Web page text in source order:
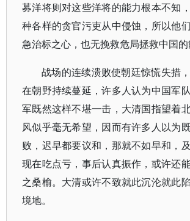
募洋将则对这些洋将的能力根本不知
种各样的贪官污吏从中侵蚀，所以他
急治标之心，也无挽救危局拯救中国的
战场的连续溃败使朝廷惊慌失措
在朝野持续蔓延，许多人认为中国军
军既然这样不堪一击，大清国指望着
风似乎毫无希望，因而有许多人以为
败，迟早都要议和，那就不如早和，
现在吃点亏，事后认真振作，或许还
之桑榆。大清或许不致就此沉沦就此
境地。